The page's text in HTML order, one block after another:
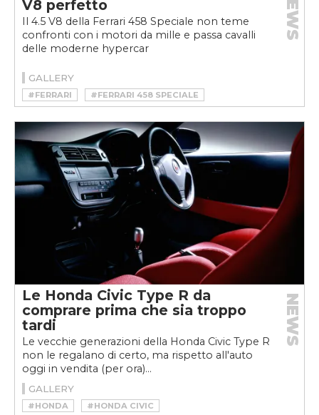
V8 perfetto
Il 4.5 V8 della Ferrari 458 Speciale non teme
confronti con i motori da mille e passa cavalli
delle moderne hypercar
NEWS
GALLERY
#FERRARI #FERRARI 458 SPECIALE
Le Honda Civic Type R da
comprare prima che sia troppo
tardi
Le vecchie generazioni della Honda Civic Type R
non le regalano di certo, ma rispetto all'auto
oggi in vendita (per ora)...
NEWS
GALLERY
#HONDA
#HONDA CIVIC